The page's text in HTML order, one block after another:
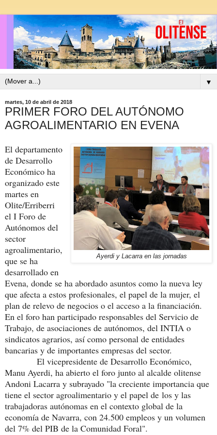
▼
martes, 10 de abril de 2018
PRIMER FORO DEL AUTÓNOMO
AGROALIMENTARIO EN EVENA
Ayerdi y Lacarra en las jornadas
El departamento
de Desarrollo
Económico ha
organizado este
martes en
Olite/Erriberri
el I Foro de
Autónomos del
sector
agroalimentario,
que se ha
desarrollado en
Evena, donde se ha abordado asuntos como la nueva ley
que afecta a estos profesionales, el papel de la mujer, el
plan de relevo de negocios o el acceso a la financiación.
En el foro han participado responsables del Servicio de
Trabajo, de asociaciones de autónomos, del INTIA o
sindicatos agrarios, así como personal de entidades
bancarias y de importantes empresas del sector.
El vicepresidente de Desarrollo Económico,
Manu Ayerdi, ha abierto el foro junto al alcalde olitense
Andoni Lacarra y subrayado "la creciente importancia que
tiene el sector agroalimentario y el papel de los y las
trabajadoras autónomas en el contexto global de la
economía de Navarra, con 24.500 empleos y un volumen
del 7% del PIB de la Comunidad Foral".